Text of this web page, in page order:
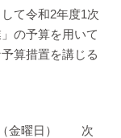
て令和2年度1次
の予算を用いて
算措置を講じる
金曜日） 次